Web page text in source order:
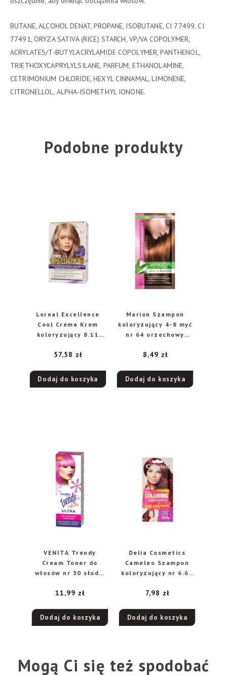
BUTANE, ALCOHOL DENAT, PROPANE, ISOBUTANE, CI 77499, CI
77491, ORYZA SATIVA (RICE) STARCH, VP/VA COPOLYMER,
ACRYLATES/T-BUTYLACRYLAMIDE COPOLYMER, PANTHENOL,
TRIETHOXYCAPRYLYLSILANE, PARFUM, ETHANOLAMINE,
CETRIMONIUM CHLORIDE, HEXYL CINNAMAL, LIMONENE,
CITRONELLOL, ALPHA-ISOMETHYL IONONE.
Podobne produkty
Loreal Excellence
Cool Creme Krem
koloryzujący 8.11
Jasny Blond
57,58 zł
Dodaj do koszyka
Marion Szampon
koloryzujący 4-8 myć
nr 64 orzechowy
8,49 zł
Dodaj do koszyka
VENITA Trendy
Cream Toner do
włosów nr 30 słodki
11,99 zł
Dodaj do koszyka
Delia Cosmetics
Cameleo Szampon
koloryzujący nr 6.65
7,98 zł
Dodaj do koszyka
Mogą Ci się też spodobać